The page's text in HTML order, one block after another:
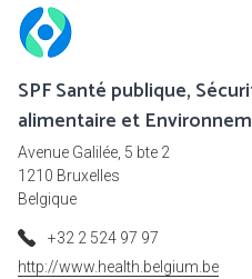
SPF Santé publique,
alimentaire et
Avenue Galilée, 5 bte 2
1210 Bruxelles
Belgique
+32 2 524 97 97
http://www.health.belgium.be